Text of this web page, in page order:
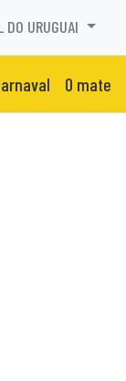
DO URUGUAI
O mate